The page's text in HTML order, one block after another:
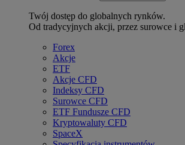
Twój dostęp do globalnych rynków.
Od tradycyjnych akcji, przez surowce i
Forex
Akcje
ETF
Akcje CFD
Indeksy CFD
Surowce CFD
ETF Fundusze CFD
Kryptowaluty CFD
SpaceX